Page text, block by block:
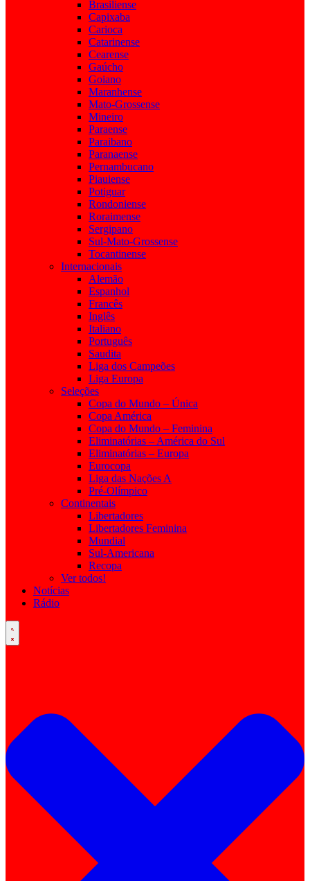
Brasiliense
Capixaba
Carioca
Catarinense
Cearense
Gaúcho
Goiano
Maranhense
Mato-Grossense
Mineiro
Paraense
Paraibano
Paranaense
Pernambucano
Piauiense
Potiguar
Rondoniense
Roraimense
Sergipano
Sul-Mato-Grossense
Tocantinense
Internacionais
Alemão
Espanhol
Francês
Inglês
Italiano
Português
Saudita
Liga dos Campeões
Liga Europa
Seleções
Copa do Mundo – Única
Copa América
Copa do Mundo – Feminina
Eliminatórias – América do Sul
Eliminatórias – Europa
Eurocopa
Liga das Nações A
Pré-Olímpico
Continentais
Libertadores
Libertadores Feminina
Mundial
Sul-Americana
Recopa
Ver todos!
Notícias
Rádio